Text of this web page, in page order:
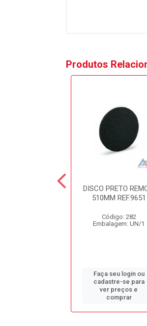
Produtos
DISCO PRETO
510MM REF.9651
Código: 282
Embalagem: UN/1
Faça seu login ou
cadastre-se para
ver preços e
comprar